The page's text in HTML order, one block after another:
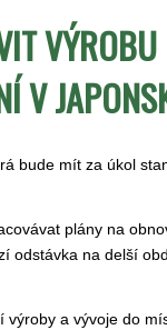
VÝROBU
V
bude mít za úkol
plány na
odstávka na delší
a vývoje do